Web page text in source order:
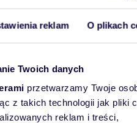
reklam O plikach
Twoich danych
przetwarzamy Twoje
z takich technologii jak pliki
reklam i treści,
5